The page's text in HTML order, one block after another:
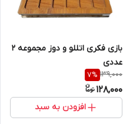
بازی فکری اتللو و دوز مجموعه 2
عددی
139,000
7%
128,000
افزودن به سبد